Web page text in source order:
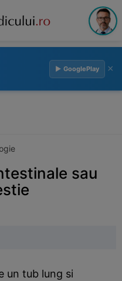
▶ GooglePlay ×
sau
un tub lung si